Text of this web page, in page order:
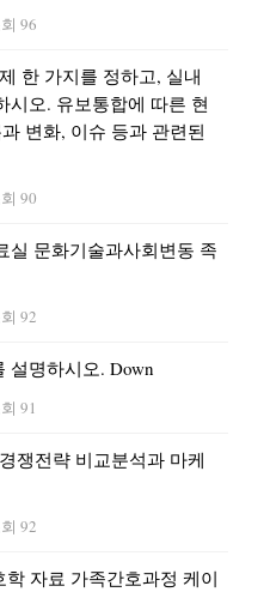
96
한 가지를 정하고, 실내
시오. 유보통합에 따른 현
변화, 이슈 등과 관련된
90
실 문화기술과사회변동 족
92
설명하시오. Down
91
쟁전략 비교분석과 마케
92
자료 가족간호과정 케이